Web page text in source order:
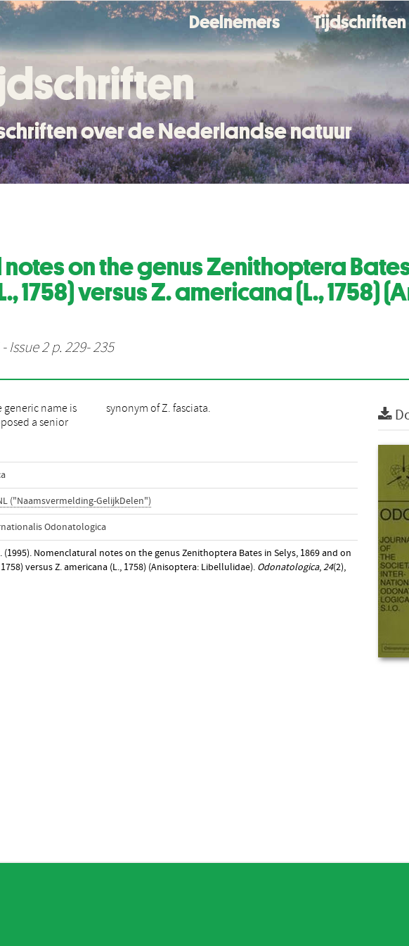
Deelnemers Tijdschriften
over de Nederlandse natuur
on the genus Zenithoptera Bates
1758) versus Z. americana (L., 1758)
Issue 2 p. 229- 235
generic name is
a senior
synonym of Z. fasciata.
NL ("Naamsvermelding-GelijkDelen")
Odonatologica
(1995). Nomenclatural notes on the genus Zenithoptera Bates in Selys, 1869 and on
1758) versus Z. americana (L., 1758) (Anisoptera: Libellulidae). Odonatologica,24(2),